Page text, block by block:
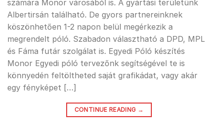
számára Monor városából is. A gyártási területünk
Albertirsán található. De gyors partnereinknek
köszönhetően 1-2 napon belül megérkezik a
megrendelt póló. Szabadon választható a DPD, MPL
és Fáma futár szolgálat is. Egyedi Póló készítés
Monor Egyedi póló tervezőnk segítségével te is
könnyedén feltöltheted saját grafikádat, vagy akár
egy fényképet […]
CONTINUE READING →